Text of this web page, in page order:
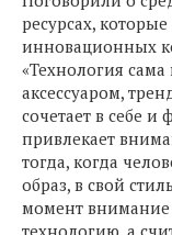
ресурсах,
инновационных
«Технология
аксессуаром,
сочетает в себе
привлекает
тогда, когда
образ, в свой
момент внимание
технологию, а